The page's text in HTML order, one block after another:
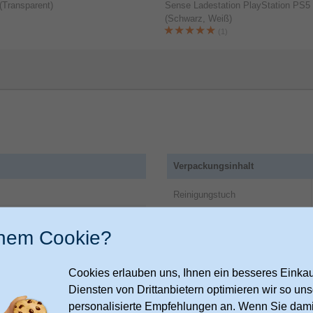
Sense Ladestation PlayStation PS5
(Schwarz, Weiß)
(1)
Verpackungsinhalt
Reinigungstuch
Artikelnummer
Herstellerartikelnummer
Cookie?
Cookies erlauben uns, Ihnen ein besseres
Diensten von Drittanbietern optimieren wir so
personalisierte Empfehlungen an. Wenn Sie